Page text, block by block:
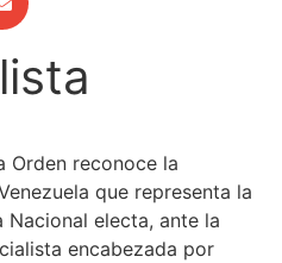
Orden reconoce la
que representa la
Nacional electa, ante la
encabezada por